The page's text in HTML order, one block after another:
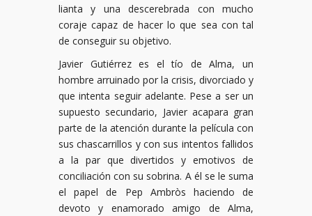
lianta y una descerebrada con mucho
coraje capaz de hacer lo que sea con tal
de conseguir su objetivo.
Javier Gutiérrez es el tío de Alma, un
hombre arruinado por la crisis, divorciado y
que intenta seguir adelante. Pese a ser un
supuesto secundario, Javier acapara gran
parte de la atención durante la película con
sus chascarrillos y con sus intentos fallidos
a la par que divertidos y emotivos de
conciliación con su sobrina. A él se le suma
el papel de Pep Ambròs haciendo de
devoto y enamorado amigo de Alma,